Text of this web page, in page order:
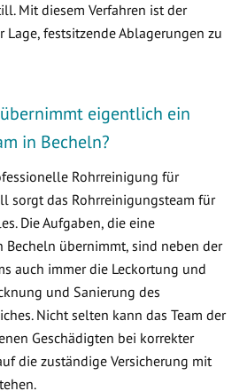
Mit diesem Verfahren ist der
Lage, festsitzende Ablagerungen zu
eigentlich ein
in Becheln?
Rohrreinigung für
sorgt das Rohrreinigungsteam für
Die Aufgaben, die eine
Becheln übernimmt, sind neben der
auch immer die Leckortung und
und Sanierung des
Nicht selten kann das Team der
Geschädigten bei korrekter
die zuständige Versicherung mit